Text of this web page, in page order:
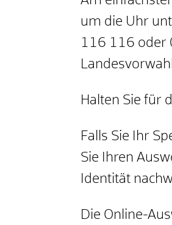
um die Uhr
116 116 oder
Halten Sie für
Falls Sie Ihr
Sie Ihren
Identität
Die Online-